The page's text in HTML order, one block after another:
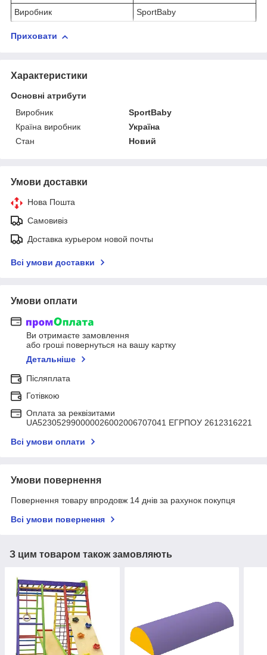
Виробник
SportBaby
Приховати
Характеристики
Основні атрибути
Виробник
SportBaby
Країна виробник
Україна
Стан
Новий
Умови доставки
Нова Пошта
Самовивіз
Доставка курьером новой почты
Всі умови доставки
Умови оплати
Ви отримаєте замовлення
або гроші повернуться на вашу картку
Детальніше
Післяплата
Готівкою
Оплата за реквізитами
UA523052990000026002006707041 ЕГРПОУ 2612316221
Всі умови оплати
Умови повернення
Повернення товару впродовж 14 днів за рахунок покупця
Всі умови повернення
З цим товаром також замовляють